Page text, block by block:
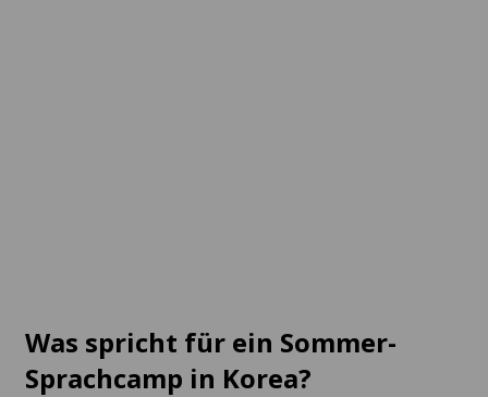
Was spricht für ein Sommer-
Sprachcamp in Korea?